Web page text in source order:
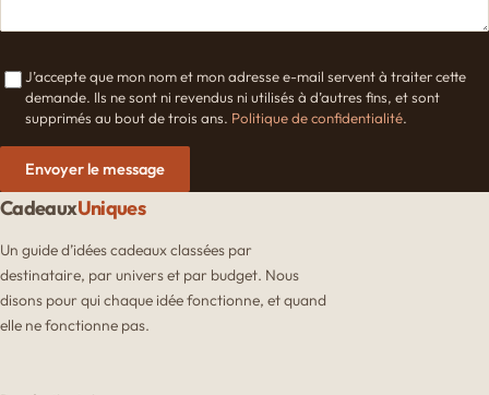
J’accepte que mon nom et mon adresse e-mail servent à traiter cette
demande. Ils ne sont ni revendus ni utilisés à d’autres fins, et sont
supprimés au bout de trois ans. Politique de confidentialité.
Envoyer le message
CadeauxUniques
Un guide d’idées cadeaux classées par
destinataire, par univers et par budget. Nous
disons pour qui chaque idée fonctionne, et quand
elle ne fonctionne pas.